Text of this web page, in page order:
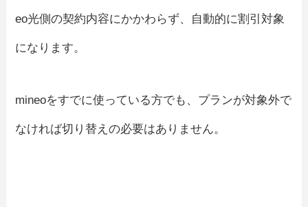
eo光側の契約内容にかかわらず、自動的に割引対象
になります。
mineoをすでに使っている方でも、プランが対象外で
なければ切り替えの必要はありません。